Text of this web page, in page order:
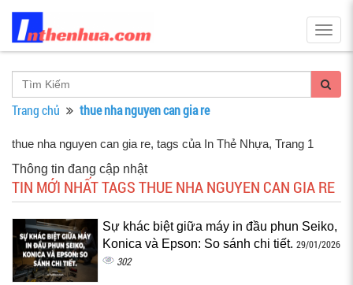
Trang chủ thue nha nguyen can gia re
thue nha nguyen can gia re, tags của In Thẻ Nhựa, Trang 1
Thông tin đang cập nhật
TIN MỚI NHẤT TAGS THUE NHA NGUYEN CAN GIA RE
Sự khác biệt giữa máy in đầu phun Seiko,
Konica và Epson: So sánh chi tiết. 29/01/2026
302